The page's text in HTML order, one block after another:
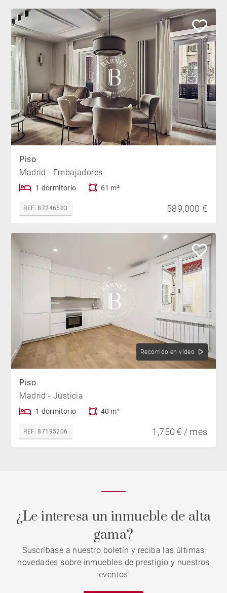
Piso
Madrid - Embajadores
1 dormitorio 61 m²
REF. 87246583 589,000 €
Recorrido en vídeo
Piso
Madrid - Justicia
1 dormitorio 40 m²
REF. 87195206 1,750 € / mes
¿Le interesa un inmueble de alta
gama?
Suscríbase a nuestro boletín y reciba las últimas
novedades sobre inmuebles de prestigio y nuestros
eventos